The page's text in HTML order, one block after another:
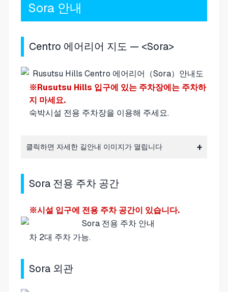
Sora 안내
Centro 에어리어 지도 — <Sora>
※Rusutsu Hills 입구에 있는 주차장에는 주차하
지 마세요.
숙박시설 전용 주차장을 이용해 주세요.
클릭하면 자세한 길안내 이미지가 열립니다
Sora 전용 주차 공간
※시설 입구에 전용 주차 공간이 있습니다.
차 2대 주차 가능.
Sora 외관